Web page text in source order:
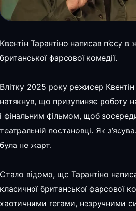
Квентін Тарантіно написав п’єсу в
британської фарсової комедії.
Влітку 2025 року режисер Квентін
натякнув, що призупиняє роботу
і фінальним фільмом, щоб
театральній постановці. Як
була не жарт.
Стало відомо, що Тарантіно
класичної британської фарсової
хаотичними гегами, незручними